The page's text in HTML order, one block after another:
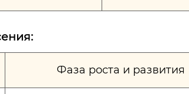
Фаза роста и развития